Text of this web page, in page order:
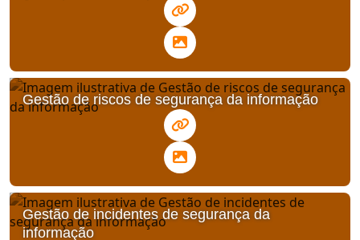
Gestão de riscos de segurança da informação
Gestão de incidentes de segurança da
informação